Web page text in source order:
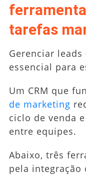
tarefas
Gerenciar
essencial para
Um CRM que
de marketing
ciclo de venda
entre equipes.
Abaixo, três
pela integração